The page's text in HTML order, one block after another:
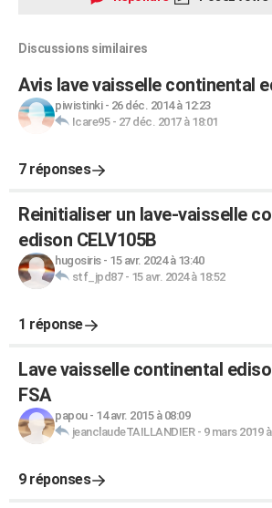
Discussions similaires
Avis lave vaisselle continental
piwistinki- 26 déc. 2014 à 12:23
Icare95- 27 déc. 2017 à 18:01
7 réponses
Reinitialiser un lave-vaisselle
edison CELV105B
hugosiris- 15 avr. 2024 à 13:40
stf_jpd87- 15 avr. 2024 à 18:52
1 réponse
Lave vaisselle continental
FSA
papou- 14 avr. 2015 à 08:09
jeanclaudeTAILLANDIER- 9 mars 2019
9 réponses